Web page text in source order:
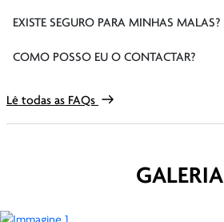
EXISTE SEGURO PARA MINHAS MALAS?
COMO POSSO EU O CONTACTAR?
Lê todas as FAQs
GALERIA